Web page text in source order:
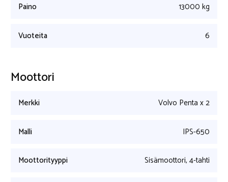
Paino 13000 kg
Vuoteita 6
Moottori
Merkki Volvo Penta x 2
Malli IPS-650
Moottorityyppi Sisämoottori, 4-tahti